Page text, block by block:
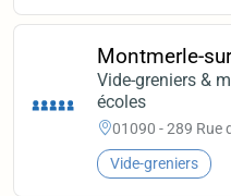
Montmerle-
Vide-greniers &
écoles
01090 - 289 Rue
Vide-greniers